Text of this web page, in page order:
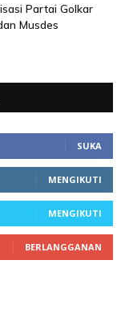
Partai Golkar
Musdes
SUKA
MENGIKUTI
MENGIKUTI
BERLANGGANAN